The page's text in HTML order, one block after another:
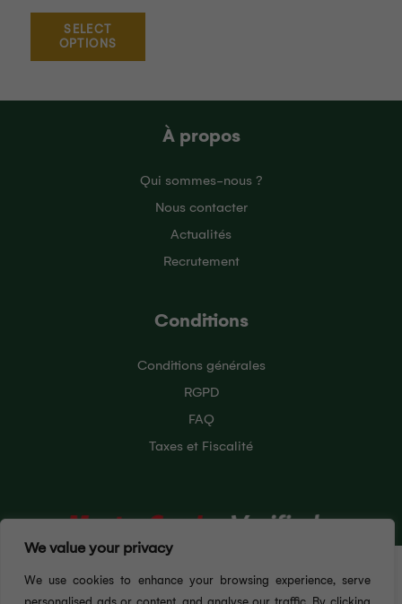
We value your privacy
We use cookies to enhance your browsing experience, serve
SELECT
OPTIONS
À propos
Qui sommes-nous ?
Nous contacter
Actualités
Recrutement
Conditions
Conditions générales
RGPD
FAQ
Taxes et Fiscalité
possible, ce site Web utilise des cookies. En
continuant à naviguer sur ce site, vous acceptez